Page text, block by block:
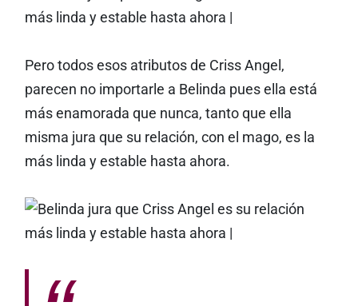
Pero todos esos atributos de Criss Angel,
parecen no importarle a Belinda pues ella está
más enamorada que nunca, tanto que ella
misma jura que su relación, con el mago, es la
más linda y estable hasta ahora.